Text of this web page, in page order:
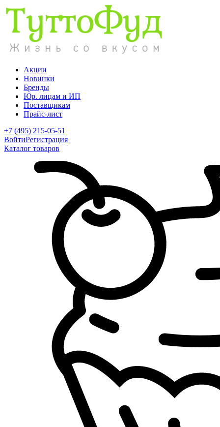
Акции
Новинки
Бренды
Юр. лицам и ИП
Поставщикам
Прайс-лист
+7 (495) 215-05-51
ВойтиРегистрация
Каталог товаров